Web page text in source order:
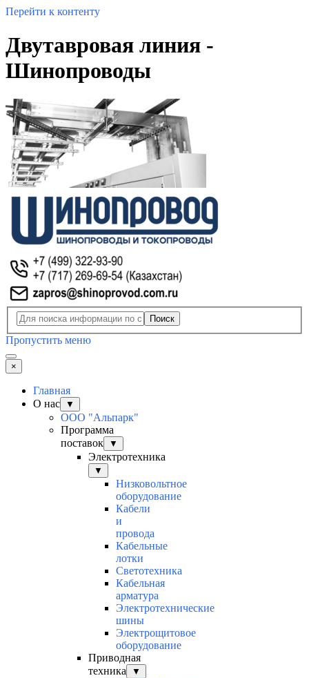
Перейти к контенту
Двутавровая линия -
Шинопроводы
Поиск
Пропустить меню
×
Главная
О нас
▼
ООО "Альпарк"
Программа
поставок
▼
Электротехника
▼
Низковольтное
оборудование
Кабели
и
провода
Кабельные
лотки
Светотехника
Кабельная
арматура
Электротехнические
шины
Электрощитовое
оборудование
Приводная
техника
▼